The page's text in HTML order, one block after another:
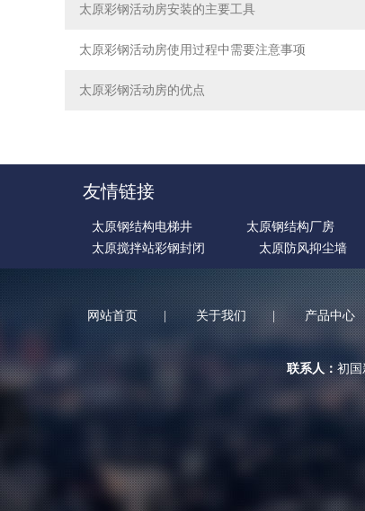
太原彩钢活动房安装的主要工具
太原彩钢活动房使用过程中需要注意事项
太原彩钢活动房的优点
友情链接
太原钢结构电梯井 太原钢结构厂房
太原搅拌站彩钢封闭
太原防风抑尘墙
网站首页 | 关于我们 | 产品中心
联系人：初